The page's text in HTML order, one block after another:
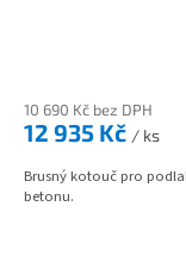
10 690 Kč bez DPH
12 935 Kč / ks
Brusný kotouč pro
betonu.